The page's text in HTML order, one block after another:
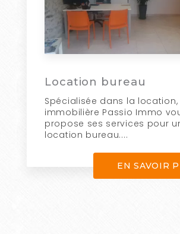
Location bureau
Spécialisée dans la location,
immobilière Passio Immo
propose ses services pour
location bureau....
EN SAVOIR